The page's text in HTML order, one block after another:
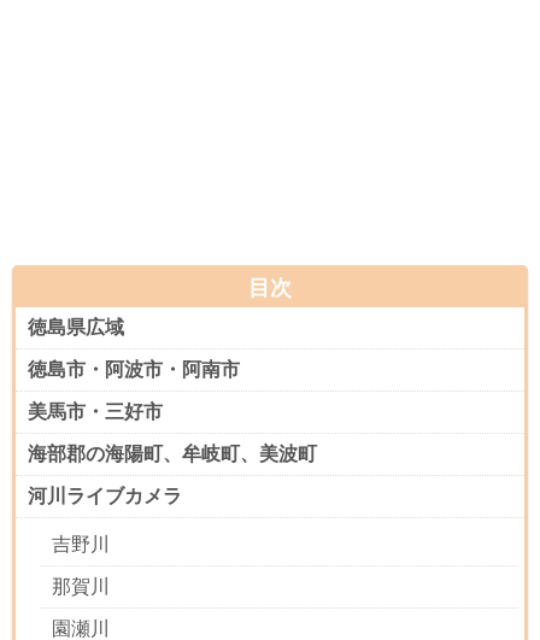
目次
徳島県広域
徳島市・阿波市・阿南市
美馬市・三好市
海部郡の海陽町、牟岐町、美波町
河川ライブカメラ
吉野川
那賀川
園瀬川